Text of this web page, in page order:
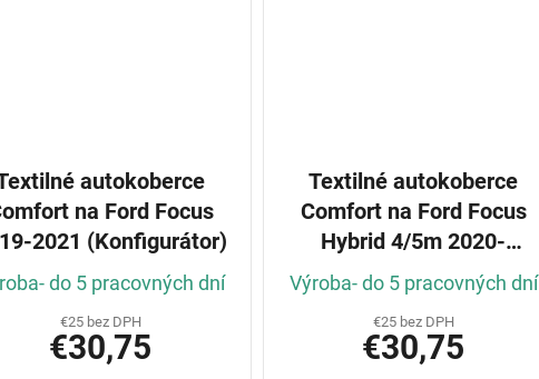
autokoberce
na Ford Focus
2021 (Konfigurátor)
do 5 pracovných dní
€25 bez DPH
€30,75
Textilné autokoberce
Comfort na Ford Focus
Hybrid 4/5m 2020-
(Konfigurátor)
Výroba- do 5 pracovných dní
€25 bez DPH
€30,75